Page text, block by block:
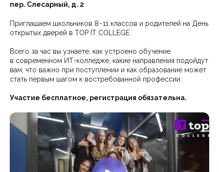
пер. Слесарный, д. 2
Приглашаем школьников 8−11 классов и родителей на День
открытых дверей в TOP IT COLLEGE.
Всего за час вы узнаете, как устроено обучение
в современном ИТ-колледже, какие направления подойдут
вам, что важно при поступлении и как образование может
стать первым шагом к востребованной профессии.
Участие бесплатное, регистрация обязательна.